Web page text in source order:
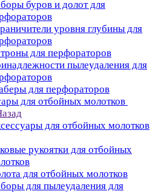
буров и долот для
уровня глубины для
для перфораторов
пылеудаления для
для перфораторов
для отбойных молотков
для отбойных молотков
рукоятки для отбойных
для отбойных молотков
для пылеудаления для